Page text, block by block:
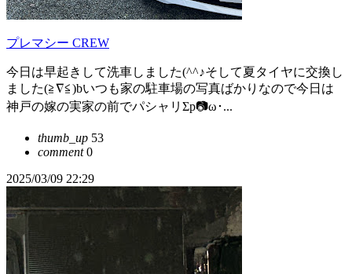
プレマシー CREW
今日は早起きして洗車しました(^^♪そして夏タイヤに交換し
ました(≧∇≦)bいつも家の駐車場の写真ばかりなので今日は
神戸の嫁の実家の前でパシャリΣp📷ω･...
thumb_up 53
comment0
2025/03/09 22:29